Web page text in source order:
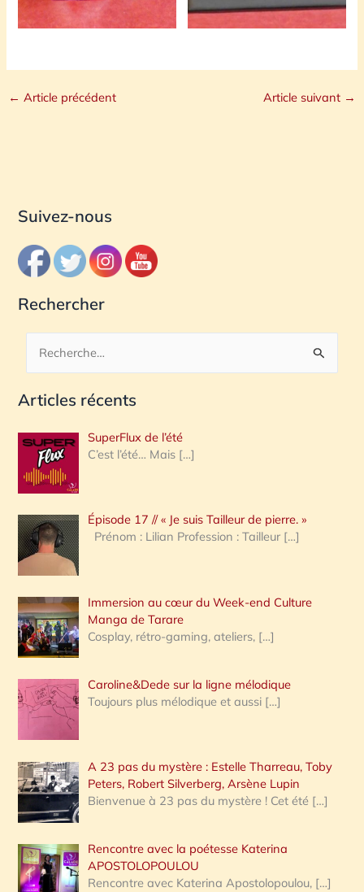
← Article précédent Article suivant →
Suivez-nous
Rechercher
c
e
r
c
h
e
:
Articles récents
SuperFlux de l’été
C’est l’été… Mais […]
Épisode 17 // « Je suis Tailleur de pierre. »
Prénom : Lilian Profession : Tailleur […]
Immersion au cœur du Week-end Culture
Manga de Tarare
Cosplay, rétro-gaming, ateliers, […]
Caroline&Dede sur la ligne mélodique
Toujours plus mélodique et aussi […]
A 23 pas du mystère : Estelle Tharreau, Toby
Peters, Robert Silverberg, Arsène Lupin
Bienvenue à 23 pas du mystère ! Cet été […]
Rencontre avec la poétesse Katerina
APOSTOLOPOULOU
Rencontre avec Katerina Apostolopoulou, […]